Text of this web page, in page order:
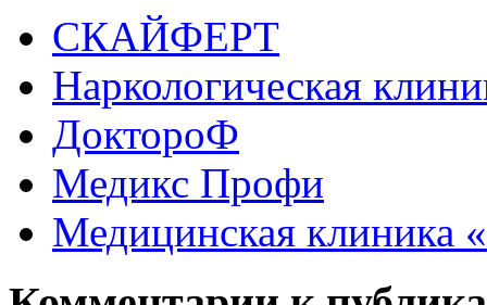
СКАЙФЕРТ
Наркологическая
ДоктороФ
Медикс Профи
Медицинская клиника